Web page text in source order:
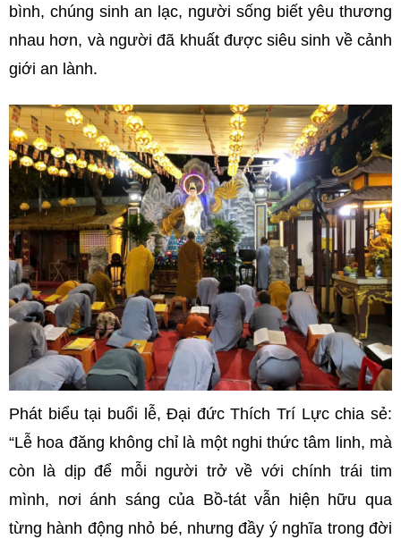
bình, chúng sinh an lạc, người sống biết yêu thương
nhau hơn, và người đã khuất được siêu sinh về cảnh
giới an lành.
Phát biểu tại buổi lễ, Đại đức Thích Trí Lực chia sẻ:
“Lễ hoa đăng không chỉ là một nghi thức tâm linh, mà
còn là dịp để mỗi người trở về với chính trái tim
mình, nơi ánh sáng của Bồ-tát vẫn hiện hữu qua
từng hành động nhỏ bé, nhưng đầy ý nghĩa trong đời